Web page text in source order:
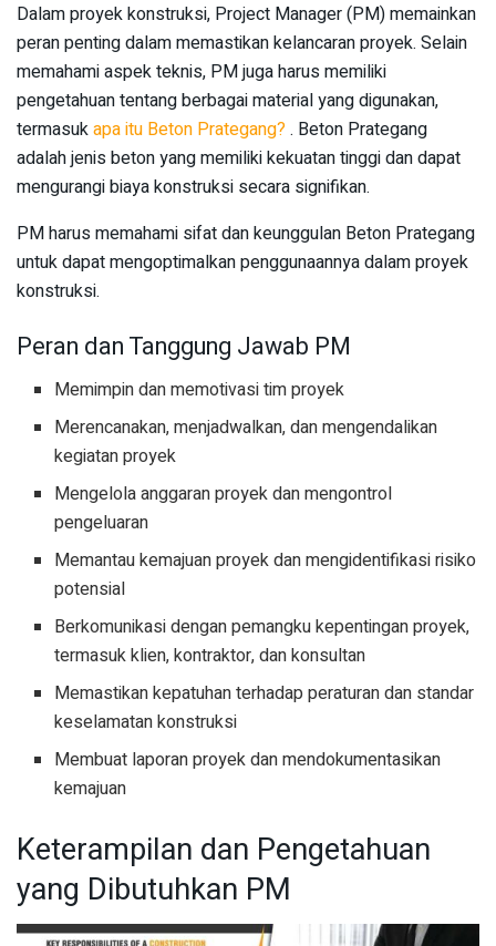
Dalam proyek konstruksi, Project Manager (PM) memainkan
peran penting dalam memastikan kelancaran proyek. Selain
memahami aspek teknis, PM juga harus memiliki
pengetahuan tentang berbagai material yang digunakan,
termasukapa itu Beton Prategang?. Beton Prategang
adalah jenis beton yang memiliki kekuatan tinggi dan dapat
mengurangi biaya konstruksi secara signifikan.
PM harus memahami sifat dan keunggulan Beton Prategang
untuk dapat mengoptimalkan penggunaannya dalam proyek
konstruksi.
Peran dan Tanggung Jawab PM
Memimpin dan memotivasi tim proyek
Merencanakan, menjadwalkan, dan mengendalikan
kegiatan proyek
Mengelola anggaran proyek dan mengontrol
pengeluaran
Memantau kemajuan proyek dan mengidentifikasi risiko
potensial
Berkomunikasi dengan pemangku kepentingan proyek,
termasuk klien, kontraktor, dan konsultan
Memastikan kepatuhan terhadap peraturan dan standar
keselamatan konstruksi
Membuat laporan proyek dan mendokumentasikan
kemajuan
Keterampilan dan Pengetahuan
yang Dibutuhkan PM